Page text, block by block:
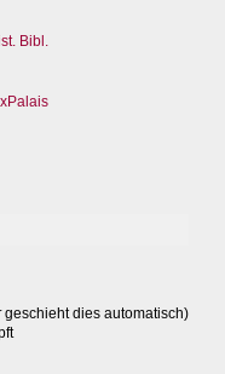
Bibl.
geschieht dies automatisch)